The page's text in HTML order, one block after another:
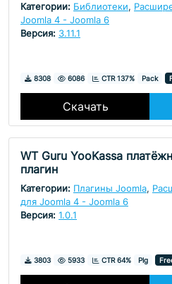
Категории: Библиотеки,
Joomla 4 - Joomla 6
Версия: 3.11.1
Скачивания
8308 Просмотры
6086 CTR 137% Pack
Скачать
WT Guru YooKassa
плагин
Категории: Плагины Joomla,
для Joomla 4 - Joomla 6
Версия: 1.0.1
Скачивания
3803 Просмотры
5933 CTR 64% Plg